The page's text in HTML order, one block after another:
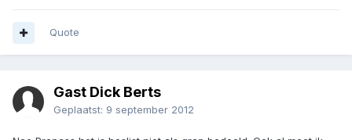
Quote
Gast Dick Berts
Geplaatst: 9 september 2012